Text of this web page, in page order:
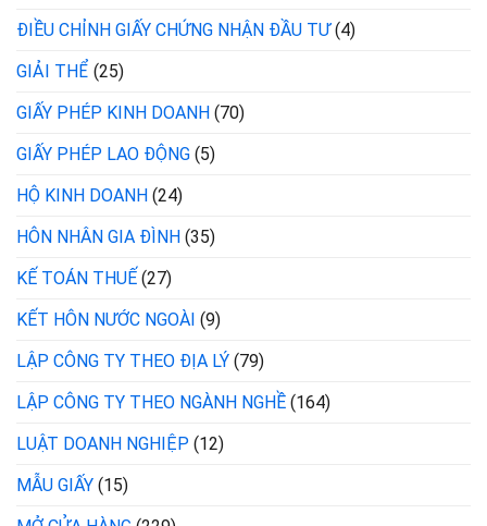
ĐIỀU CHỈNH GIẤY CHỨNG NHẬN ĐẦU TƯ(4)
GIẢI THỂ (25)
GIẤY PHÉP KINH DOANH (70)
GIẤY PHÉP LAO ĐỘNG (5)
HỘ KINH DOANH (24)
HÔN NHÂN GIA ĐÌNH (35)
KẾ TOÁN THUẾ (27)
KẾT HÔN NƯỚC NGOÀI (9)
LẬP CÔNG TY THEO ĐỊA LÝ (79)
LẬP CÔNG TY THEO NGÀNH NGHỀ (164)
LUẬT DOANH NGHIỆP (12)
MẪU GIẤY (15)